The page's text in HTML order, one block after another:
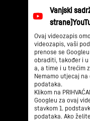
Ovaj videozapis
videozapis, vaši
prenose se
obraditi, također i u
a, a time i u trećim
Nemamo utjecaj
podataka.
Klikom na
Googleu za ovaj
stavkom 1.
podataka. Ako